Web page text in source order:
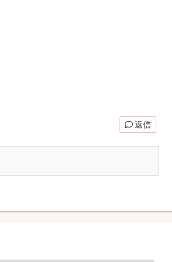
返信